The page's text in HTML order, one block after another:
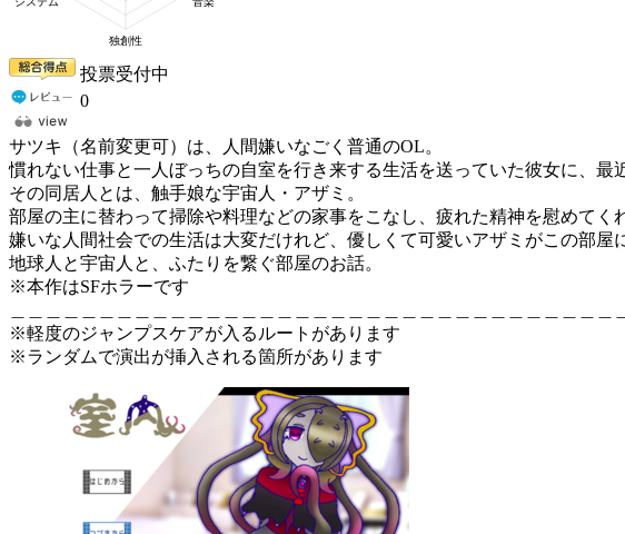
投票受付中
0
サツキ（名前変更可）は、人間嫌いなごく普通のOL。
慣れない仕事と一人ぼっちの自室を行き来する生活を送っていた彼女に、最
その同居人とは、触手娘な宇宙人・アザミ。
部屋の主に替わって掃除や料理などの家事をこなし、疲れた精神を慰めてく
嫌いな人間社会での生活は大変だけれど、優しくて可愛いアザミがこの部屋
地球人と宇宙人と、ふたりを繋ぐ部屋のお話。
※本作はSFホラーです
※軽度のジャンプスケアが入るルートがあります
※ランダムで演出が挿入される箇所があります